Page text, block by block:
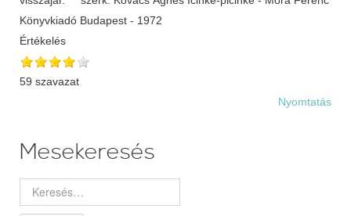
Könyvkiadó Budapest - 1972
Értékelés
59 szavazat
Nyomtatás
Mesekeresés